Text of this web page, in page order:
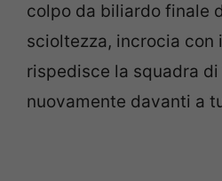
colpo da biliardo finale
scioltezza, incrocia con
rispedisce la squadra di
nuovamente davanti a